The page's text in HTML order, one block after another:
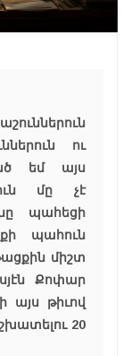
ու
եմ այս
մը չէ
պահեցի
պահուն
միշտ
Քոփար
այս թիւով
20